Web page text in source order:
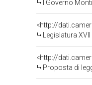
I Governo
<http://
Legislatura
<http://
Proposta di